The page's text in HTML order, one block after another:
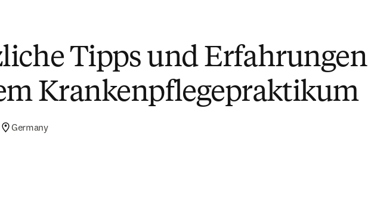
Tipps und Erfahrungen
Krankenpflegepraktikum
Germany